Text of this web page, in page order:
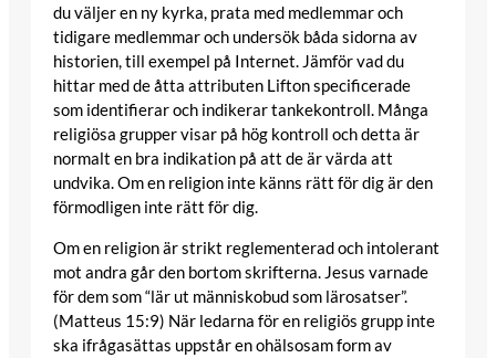
du väljer en ny kyrka, prata med medlemmar och
tidigare medlemmar och undersök båda sidorna av
historien, till exempel på Internet. Jämför vad du
hittar med de åtta attributen Lifton specificerade
som identifierar och indikerar tankekontroll. Många
religiösa grupper visar på hög kontroll och detta är
normalt en bra indikation på att de är värda att
undvika. Om en religion inte känns rätt för dig är den
förmodligen inte rätt för dig.
Om en religion är strikt reglementerad och intolerant
mot andra går den bortom skrifterna. Jesus varnade
för dem som “lär ut människobud som lärosatser”.
(Matteus 15:9) När ledarna för en religiös grupp inte
ska ifrågasättas uppstår en ohälsosam form av